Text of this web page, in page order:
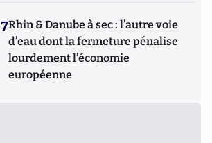
7Rhin & Danube à sec : l’autre voie
d’eau dont la fermeture pénalise
lourdement l’économie
européenne